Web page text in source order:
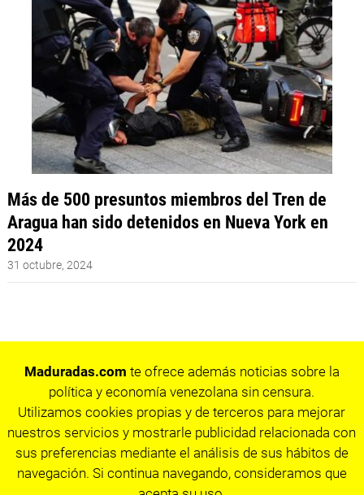
Más de 500 presuntos miembros del Tren de
Aragua han sido detenidos en Nueva York en
2024
31 octubre, 2024
Maduradas.com te ofrece además noticias sobre la
política y economía venezolana sin censura.
Utilizamos cookies propias y de terceros para mejorar
nuestros servicios y mostrarle publicidad relacionada con
sus preferencias mediante el análisis de sus hábitos de
navegación. Si continua navegando, consideramos que